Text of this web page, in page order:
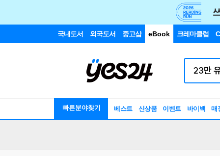
국내도서 외국도서 중고샵 eBook 크레마클럽
빠른분야찾기 베스트 신상품 이벤트 바이백 매